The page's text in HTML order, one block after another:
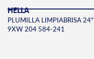
HELLA
PLUMILLA LIMPIABRISA 24"
9XW 204 584-241